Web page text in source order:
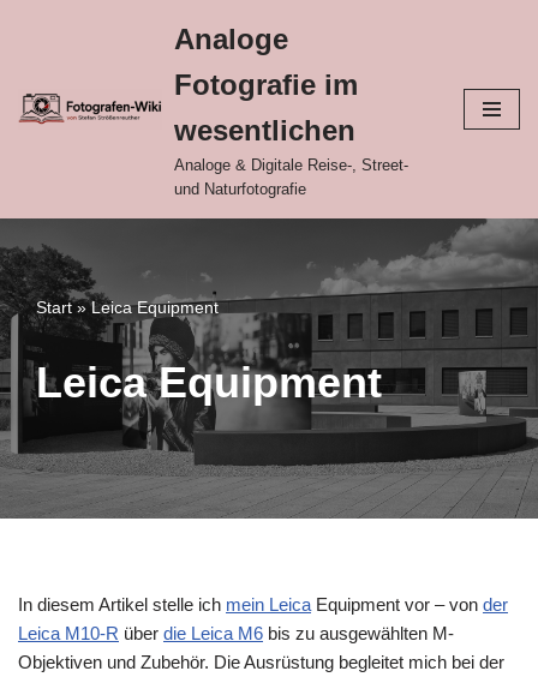
Inhalt
springen
Analoge
Fotografie im
wesentlichen
Analoge & Digitale Reise-, Street-
und Naturfotografie
Start»Leica Equipment
Leica Equipment
In diesem Artikel stelle ich mein Leica Equipment vor – von der
Leica M10-R über die Leica M6 bis zu ausgewählten M-
Objektiven und Zubehör. Die Ausrüstung begleitet mich bei der